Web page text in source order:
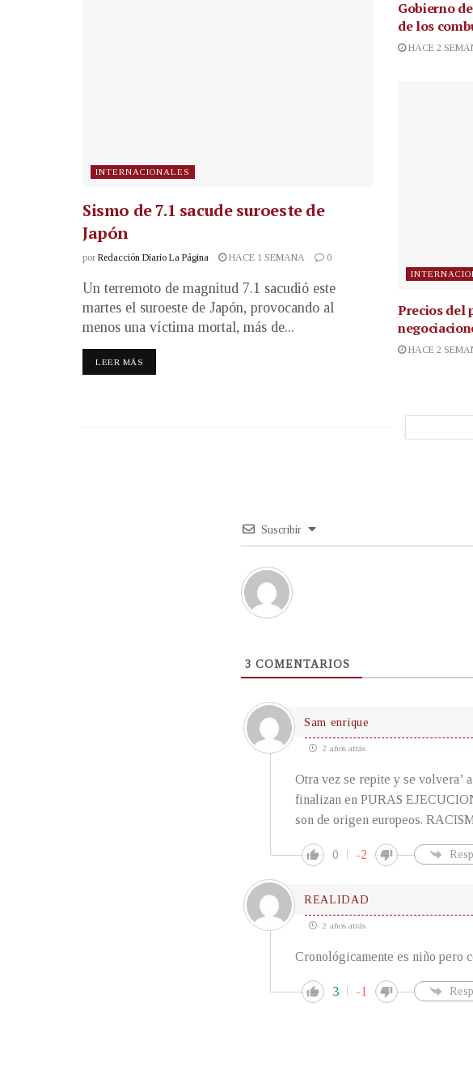
INTERNACIONALES
Sismo de 7.1 sacude suroeste de
Japón
por Redacción Diario La Página HACE 1 SEMANA 0
Un terremoto de magnitud 7.1 sacudió este
martes el suroeste de Japón, provocando al
menos una víctima mortal, más de...
LEER MÁS
Gobierno
de los
HACE 2
Precios del
HACE 2
Suscribir
3 COMENTARIOS
Sam enrique
2 años atrás
Otra vez se repite y se volvera’
finalizan en PURAS
son de origen europeos.
0 -2
REALIDAD
2 años atrás
Cronológicamente es niño pero
3 -1